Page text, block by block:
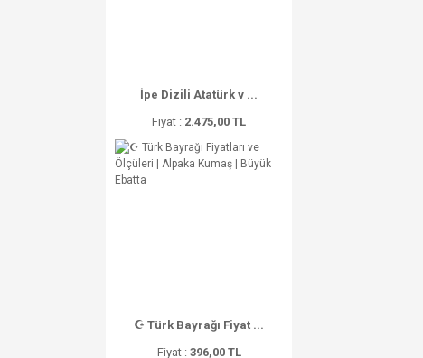
İpe Dizili Atatürk v ...
Fiyat : 2.475,00 TL
☪ Türk Bayrağı Fiyat ...
Fiyat : 396,00 TL